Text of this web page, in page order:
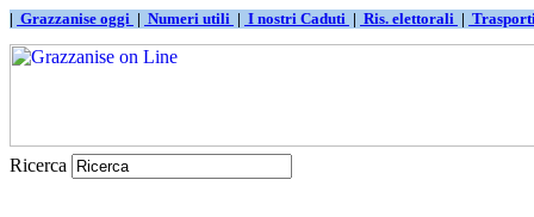
| Grazzanise oggi | Numeri utili | I nostri Caduti | Ris. elettorali |
Ricerca